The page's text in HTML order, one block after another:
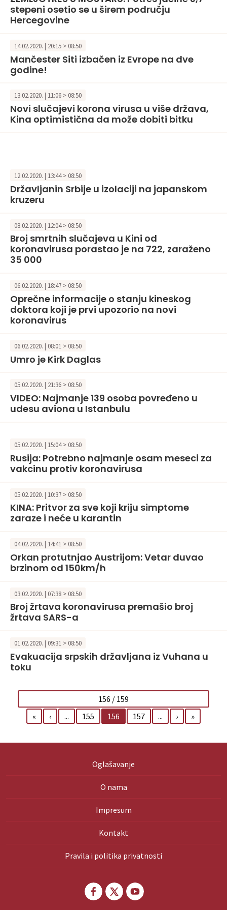
stepeni osetio se u širem području
Hercegovine
14.02.2020. | 20:15 > 08:50
Mančester Siti izbačen iz Evrope na dve
godine!
13.02.2020. | 11:06 > 08:50
Novi slučajevi korona virusa u više država,
Kina optimistična da može dobiti bitku
12.02.2020. | 13:44 > 08:50
Državljanin Srbije u izolaciji na japanskom
kruzeru
08.02.2020. | 12:04 > 08:50
Broj smrtnih slučajeva u Kini od
koronavirusa porastao je na 722, zaraženo
35 000
06.02.2020. | 18:47 > 08:50
Oprečne informacije o stanju kineskog
doktora koji je prvi upozorio na novi
koronavirus
06.02.2020. | 08:01 > 08:50
Umro je Kirk Daglas
05.02.2020. | 21:36 > 08:50
VIDEO: Najmanje 139 osoba povređeno u
udesu aviona u Istanbulu
05.02.2020. | 15:04 > 08:50
Rusija: Potrebno najmanje osam meseci za
vakcinu protiv koronavirusa
05.02.2020. | 10:37 > 08:50
KINA: Pritvor za sve koji kriju simptome
zaraze i neće u karantin
04.02.2020. | 14:41 > 08:50
Orkan protutnjao Austrijom: Vetar duvao
brzinom od 150km/h
03.02.2020. | 07:38 > 08:50
Broj žrtava koronavirusa premašio broj
žrtava SARS-a
01.02.2020. | 09:31 > 08:50
Evakuacija srpskih državljana iz Vuhana u
toku
156 / 159
«
‹ ... 155 156 157 ... › »
Oglašavanje
O nama
Impresum
Kontakt
Pravila i politika privatnosti